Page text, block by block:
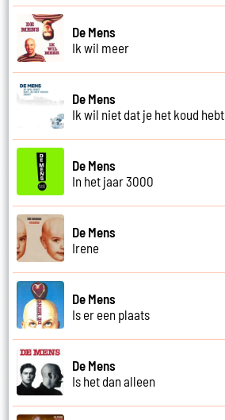
De Mens
Ik wil meer
De Mens
Ik wil niet dat je het koud hebt
De Mens
In het jaar 3000
De Mens
Irene
De Mens
Is er een plaats
De Mens
Is het dan alleen